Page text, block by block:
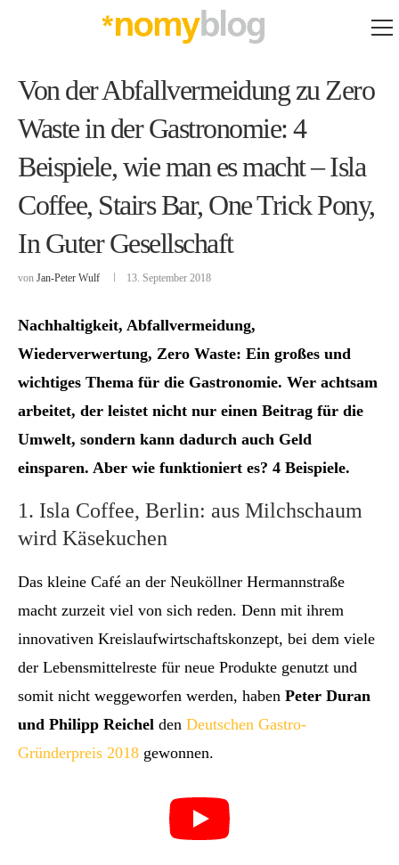
Von der Abfallvermeidung zu Zero
Waste in der Gastronomie: 4
Beispiele, wie man es macht – Isla
Coffee, Stairs Bar, One Trick Pony,
In Guter Gesellschaft
von Jan-Peter Wulf 13. September 2018
Nachhaltigkeit, Abfallvermeidung,
Wiederverwertung, Zero Waste: Ein großes und
wichtiges Thema für die Gastronomie. Wer achtsam
arbeitet, der leistet nicht nur einen Beitrag für die
Umwelt, sondern kann dadurch auch Geld
einsparen. Aber wie funktioniert es? 4 Beispiele.
1. Isla Coffee, Berlin: aus Milchschaum
wird Käsekuchen
Das kleine Café an der Neuköllner Hermannstraße
macht zurzeit viel von sich reden. Denn mit ihrem
innovativen Kreislaufwirtschaftskonzept, bei dem viele
der Lebensmittelreste für neue Produkte genutzt und
somit nicht weggeworfen werden, haben Peter Duran
und Philipp Reichel den Deutschen Gastro-
Gründerpreis 2018 gewonnen.